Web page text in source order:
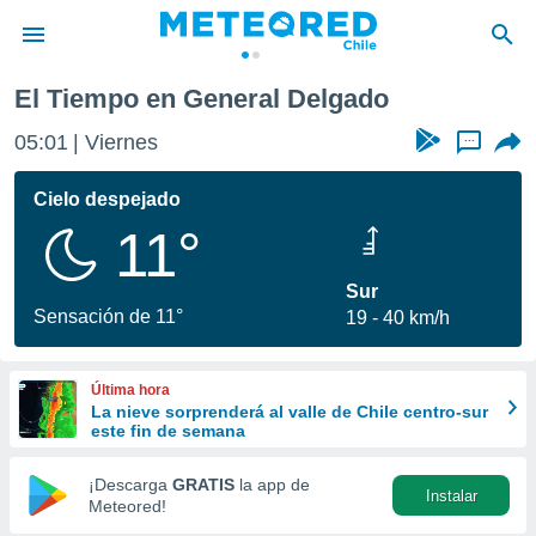
de
por
se
calidad.
a este
las
y
forma
digital
basada
El Tiempo en General Delgado
05:01 Viernes ...
Cielo despejado
11°
Sensación de 11°
Sur
19
40 km/h
Última hora
La nieve sorprenderá al valle de Chile centro-sur
este fin de semana
¡Descarga GRATIS la app de
Meteored!
Instalar